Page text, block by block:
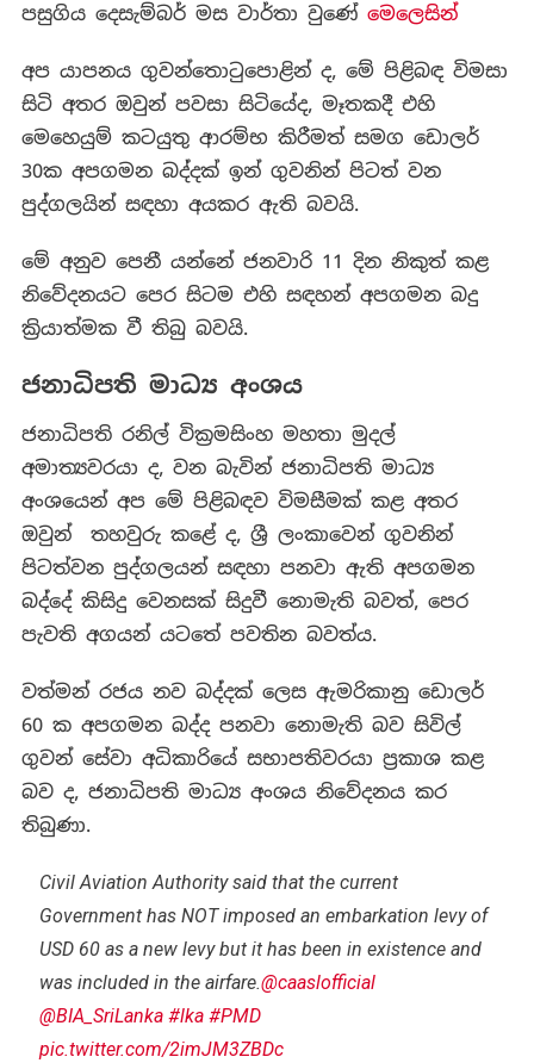
පසුගිය දෙසැම්බර් මස වාර්තා වුණේ මෙලෙසින්
අප යාපනය ගුවන්තොටුපොළින් ද, මේ පිළිබඳ විමසා
සිටි අතර ඔවුන් පවසා සිටියේද, මෑතකදී එහි
මෙහෙයුම් කටයුතු ආරම්භ කිරීමත් සමග ඩොලර්
30ක අපගමන බද්දක් ඉන් ගුවනින් පිටත් වන
පුද්ගලයින් සඳහා අයකර ඇති බවයි.
මේ අනුව පෙනී යන්නේ ජනවාරි 11 දින නිකුත් කළ
නිවේදනයට පෙර සිටම එහි සඳහන් අපගමන බදු
ක්‍රියාත්මක වී තිබු බවයි.
ජනාධිපති මාධ්‍ය අංශය
ජනාධිපති රනිල් වික්‍රමසිංහ මහතා මුදල්
අමාත්‍යවරයා ද, වන බැවින් ජනාධිපති මාධ්‍ය
අංශයෙන් අප මේ පිළිබඳව විමසීමක් කළ අතර
ඔවුන් තහවුරු කළේ ද, ශ්‍රී ලංකාවෙන් ගුවනින්
පිටත්වන පුද්ගලයන් සඳහා පනවා ඇති අපගමන
බද්දේ කිසිදු වෙනසක් සිදුවී නොමැති බවත්, පෙර
පැවති අගයන් යටතේ පවතින බවත්ය.
වත්මන් රජය නව බද්දක් ලෙස ඇමරිකානු ඩොලර්
60 ක අපගමන බද්ද පනවා නොමැති බව සිවිල්
ගුවන් සේවා අධිකාරියේ සභාපතිවරයා ප්‍රකාශ කළ
බව ද, ජනාධිපති මාධ්‍ය අංශය නිවේදනය කර
තිබුණා.
Civil Aviation Authority said that the current
Government has NOT imposed an embarkation levy of
USD 60 as a new levy but it has been in existence and
was included in the airfare.@caaslofficial
@BIA_SriLanka #lka #PMD
pic.twitter.com/2imJM3ZBDc